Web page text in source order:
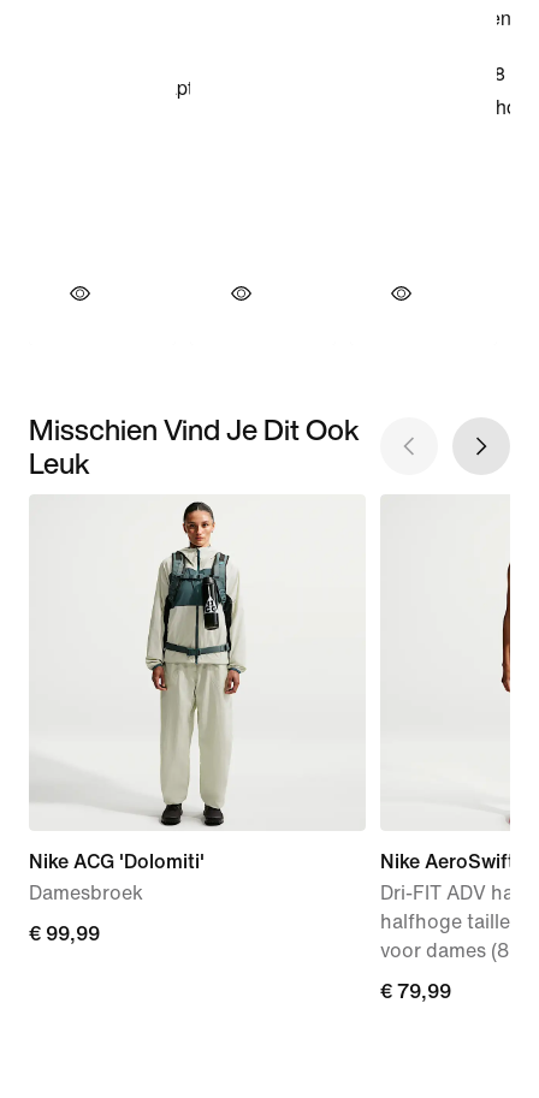
Misschien Vind Je Dit Ook
Leuk
Nike ACG 'Dolomiti'
Damesbroek
€ 99,99
€ 99,99
Nike AeroSwift
Dri-FIT ADV
halfhoge taille
voor dames (8
€ 79,99
€ 79,99